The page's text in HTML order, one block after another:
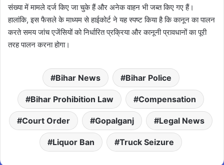
संख्या में मामले दर्ज किए जा चुके हैं और अनेक वाहन भी जब्त किए गए हैं।
हालांकि, इस फैसले के माध्यम से हाईकोर्ट ने यह स्पष्ट किया है कि कानून का पालन
करते समय जांच एजेंसियों को निर्धारित प्रक्रिया और कानूनी प्रावधानों का पूरी
तरह पालन करना होगा।
Bihar News Bihar Police
Bihar Prohibition Law Compensation
Court Order Gopalganj Legal News
Liquor Ban Truck Seizure